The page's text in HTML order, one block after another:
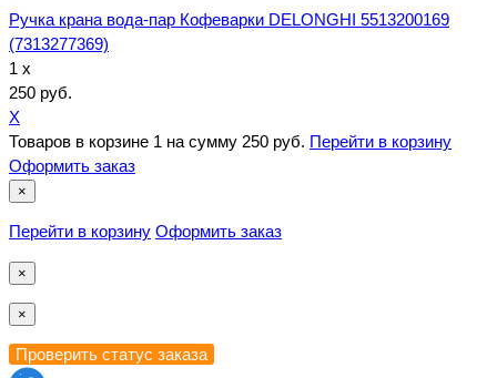
Ручка крана вода-пар Кофеварки DELONGHI 5513200169
(7313277369)
1 x
250 руб.
X
Товаров в корзине 1 на сумму 250 руб. Перейти в корзину
Оформить заказ
×
Перейти в корзину Оформить заказ
×
×